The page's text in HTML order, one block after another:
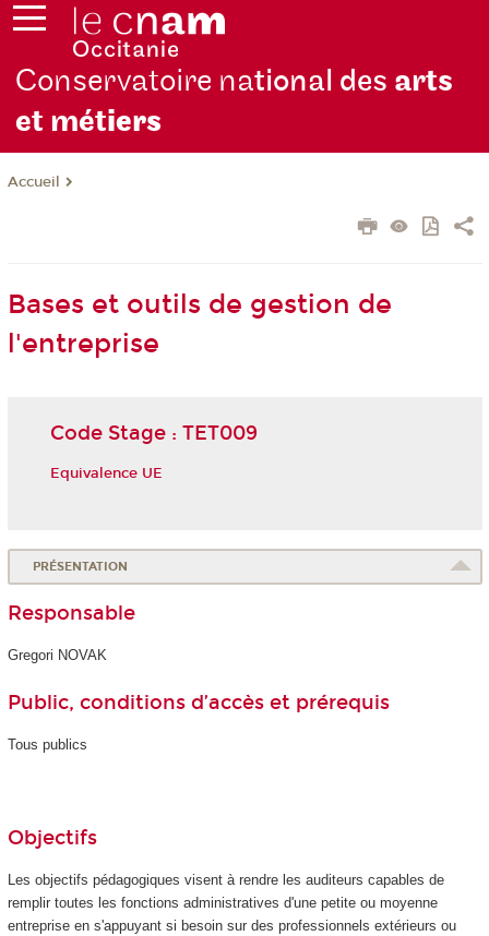
Conservatoire national des arts
et métiers
Accueil
Bases et outils de gestion de
l'entreprise
Code Stage : TET009
Equivalence UE
PRÉSENTATION
Responsable
Gregori NOVAK
Public, conditions d’accès et prérequis
Tous publics
Objectifs
Les objectifs pédagogiques visent à rendre les auditeurs capables de
remplir toutes les fonctions administratives d'une petite ou moyenne
entreprise en s'appuyant si besoin sur des professionnels extérieurs ou